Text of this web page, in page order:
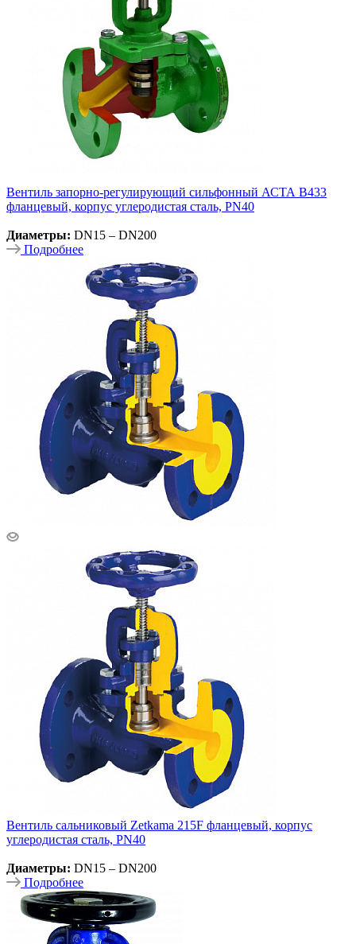
Вентиль запорно-регулирующий сильфонный АСТА В433
фланцевый, корпус углеродистая сталь, PN40
Диаметры: DN15 – DN200
Подробнее
Вентиль сальниковый Zetkama 215F фланцевый, корпус
углеродистая сталь, PN40
Диаметры: DN15 – DN200
Подробнее